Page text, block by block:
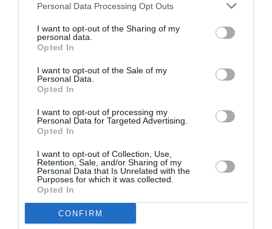
Personal Data Processing Opt Outs
I want to opt-out of the Sharing of my
personal data.
Opted In
I want to opt-out of the Sale of my
Personal Data.
Opted In
I want to opt-out of processing my
Personal Data for Targeted Advertising.
Opted In
I want to opt-out of Collection, Use,
Retention, Sale, and/or Sharing of my
Personal Data that Is Unrelated with the
Purposes for which it was collected.
Opted In
CONFIRM
Μακμπέθ, της
Κατερίνας
Ευαγγελάτου με
Γιώργο Γάλλο &
Καρυοφυλλιά
Καραμπέτη στο
Θέατρο Βασιλάκου
32οι Πλοές – Το
Αίνιγμα της Εικόνας:
Ομαδική έκθεση στο